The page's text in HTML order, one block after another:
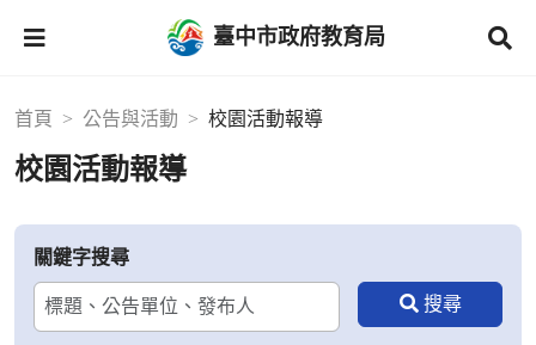
臺中市政府教育局
首頁 公告與活動 校園活動報導
校園活動報導
關鍵字搜尋